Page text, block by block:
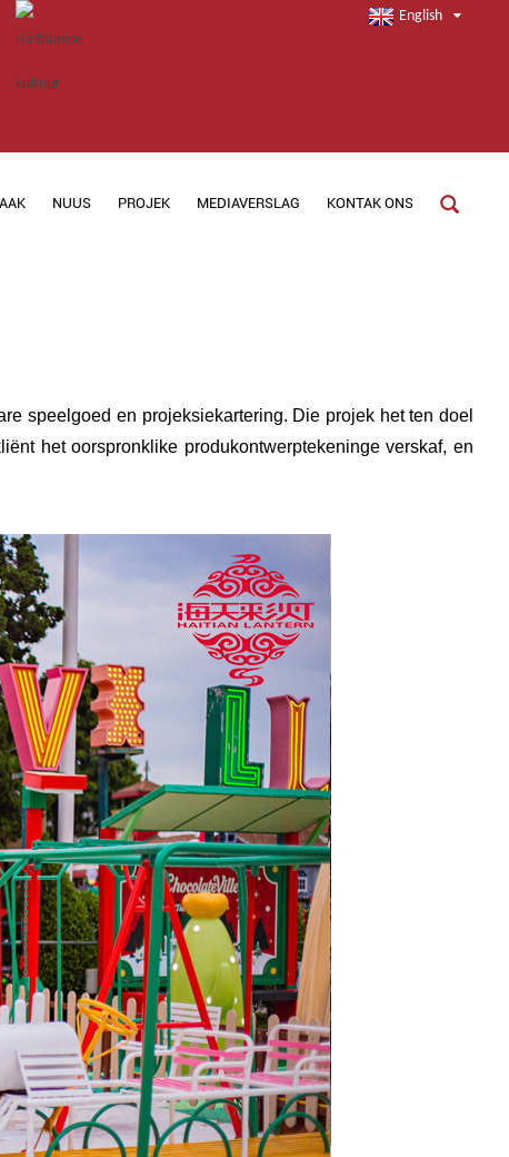
English
NUUS PROJEK MEDIAVERSLAG KONTAK ONS
speelgoed en projeksiekartering. Die projek het ten doel
het oorspronklike produkontwerptekeninge verskaf, en